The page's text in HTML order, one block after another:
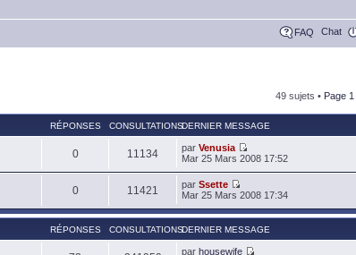
FAQ Chat
49 sujets • Page 1
RÉPONSES CONSULTATIONSDERNIER MESSAGE
0 11134 par Venusia
Mar 25 Mars 2008 17:52
0 11421 par Ssette
Mar 25 Mars 2008 17:34
RÉPONSES CONSULTATIONSDERNIER MESSAGE
par housewife